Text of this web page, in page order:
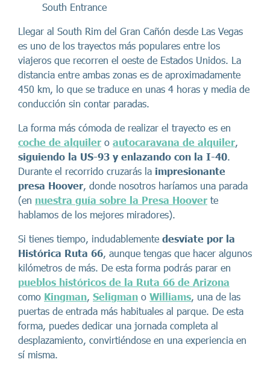
South Entrance
Llegar al South Rim del Gran Cañón desde Las Vegas
es uno de los trayectos más populares entre los
viajeros que recorren el oeste de Estados Unidos. La
distancia entre ambas zonas es de aproximadamente
450 km, lo que se traduce en unas 4 horas y media de
conducción sin contar paradas.
La forma más cómoda de realizar el trayecto es en
coche de alquiler o autocaravana de alquiler
siguiendo la US-93 y enlazando con la I-40
Durante el recorrido cruzarás la impresionante
presa Hoover , donde nosotros haríamos una parada
(en nuestra guía sobre la Presa Hoover te
hablamos de los mejores miradores).
Si tienes tiempo, indudablemente desvíate por la
Histórica Ruta 66 , aunque tengas que hacer algunos
kilómetros de más. De esta forma podrás parar en
pueblos históricos de la Ruta 66 de Arizona
como Kingman Seligman o Williams , una de las
puertas de entrada más habituales al parque. De esta
forma, puedes dedicar una jornada completa al
desplazamiento, convirtiéndose en una experiencia en
sí misma.